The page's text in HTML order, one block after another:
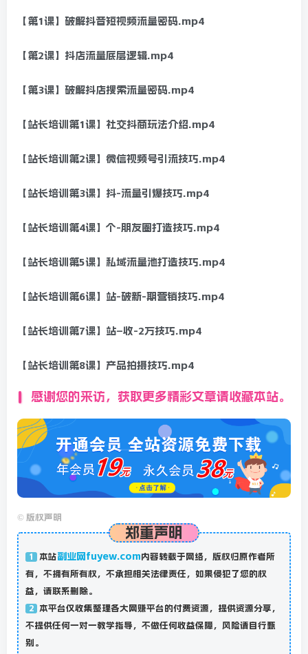
【第1课】破解抖音短视频流量密码.mp4
【第2课】抖店流量底层逻辑.mp4
【第3课】破解抖店搜索流量密码.mp4
【站长培训第1课】社交抖商玩法介绍.mp4
【站长培训第2课】微信视频号引流技巧.mp4
【站长培训第3课】抖-流量引爆技巧.mp4
【站长培训第4课】个-朋友圈打造技巧.mp4
【站长培训第5课】私域流量池打造技巧.mp4
【站长培训第6课】站-破新-期营销技巧.mp4
【站长培训第7课】站–收-2万技巧.mp4
【站长培训第8课】产品拍摄技巧.mp4
感谢您的来访，获取更多精彩文章请收藏本站。
© 版权声明
郑重声明
1 本站副业网fuyew.com内容转载于网络，版权归原作者所
有，不拥有所有权，不承担相关法律责任，如果侵犯了您的权
益，请联系删除。
2 本平台仅收集整理各大网赚平台的付费资源，提供资源分享，
不提供任何一对一教学指导，不做任何收益保障，风险请自行甄
别。